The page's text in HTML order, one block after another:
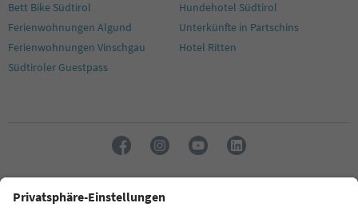
Bett Bike Südtirol
Hundehotel Südtirol
Ferienwohnungen Algund
Unterkünfte in Partschins
Ferienwohnungen Vinschgau
Hotel Ritten
Südtiroler Guestpass
Sprache: Deutsch